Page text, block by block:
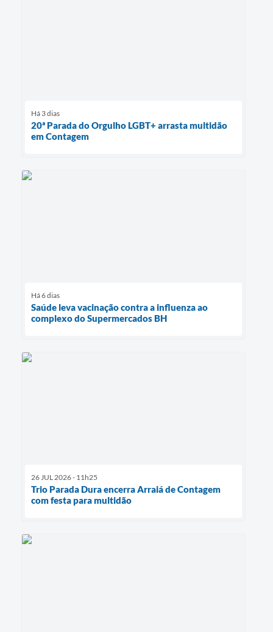
Há 3 dias
20ª Parada do Orgulho LGBT+ arrasta multidão
em Contagem
Há 6 dias
Saúde leva vacinação contra a influenza ao
complexo do Supermercados BH
26 JUL 2026 - 11h25
Trio Parada Dura encerra Arraiá de Contagem
com festa para multidão